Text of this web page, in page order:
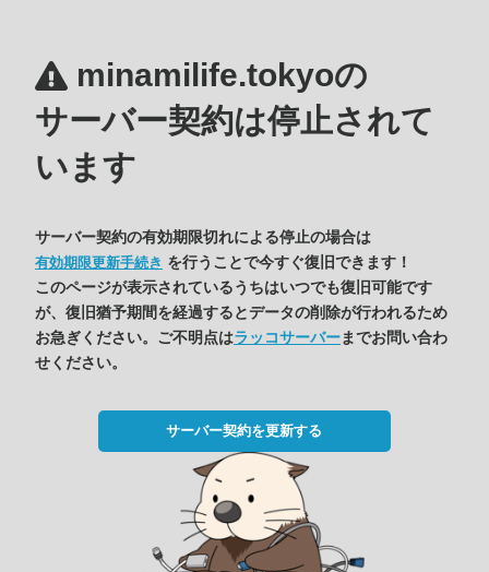
minamilife.tokyoの
サーバー契約は停止されて
います
サーバー契約の有効期限切れによる停止の場合は
有効期限更新手続き を行うことで今すぐ復旧できます！
このページが表示されているうちはいつでも復旧可能です
が、復旧猶予期間を経過するとデータの削除が行われるため
お急ぎください。ご不明点はラッコサーバーまでお問い合わ
せください。
サーバー契約を更新する